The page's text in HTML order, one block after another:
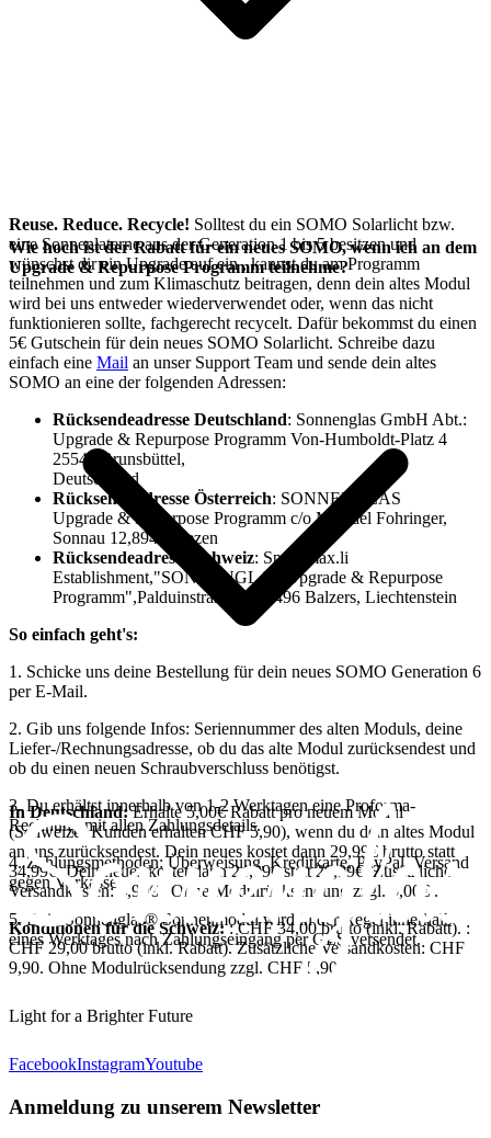
Reuse. Reduce. Recycle! Solltest du ein SOMO Solarlicht bzw.
eine Sonnenlaterne aus der Generation 1 bis 5 besitzen und
wünschst dir ein Upgrade auf ein, kannst du amProgramm
teilnehmen und zum Klimaschutz beitragen, denn dein altes Modul
wird bei uns entweder wiederverwendet oder, wenn das nicht
funktionieren sollte, fachgerecht recycelt. Dafür bekommst du einen
5€ Gutschein für dein neues SOMO Solarlicht. Schreibe dazu
einfach eine Mail an unser Support Team und sende dein altes
SOMO an eine der folgenden Adressen:
Rücksendeadresse Deutschland: Sonnenglas GmbH Abt.:
Upgrade & Repurpose Programm Von-Humboldt-Platz 4
25541 Brunsbüttel,
Deutschland
Rücksendeadresse Österreich: SONNENGLAS
Upgrade & Repurpose Programm c/o Michael Fohringer,
Sonnau 12,8940 Liezen
Rücksendeadresse Schweiz: Speedmax.li
Establishment,"SONNENGLAS Upgrade & Repurpose
Programm",Palduinstrasse 52, 9496 Balzers, Liechtenstein
So einfach geht's:
1. Schicke uns deine Bestellung für dein neues SOMO Generation 6
per E-Mail.
2. Gib uns folgende Infos: Seriennummer des alten Moduls, deine
Liefer-/Rechnungsadresse, ob du das alte Modul zurücksendest und
ob du einen neuen Schraubverschluss benötigst.
3. Du erhältst innerhalb von 1-2 Werktagen eine Proforma-
Rechnung mit allen Zahlungsdetails.
4. Zahlungsmethoden: Überweisung, Kreditkarte, PayPal. Versand
gegen Vorkasse.
5. Dein Sonnenglas® Sonnenmodul wird in der Regel innerhalb
eines Werktages nach Zahlungseingang per GLS versendet.
Wie hoch ist der Rabatt für ein neues SOMO, wenn ich an dem
Upgrade & Repurpose Programm teilnehme?
In Deutschland:Erhalte 5,00€ Rabatt pro neuem Modul
(Schweizer Kunden erhalten CHF 5,90), wenn du dein altes Modul
an uns zurücksendest. Dein neues kostet dann 29,99€ brutto statt
34,99€. Dein neueskostet dann 24,99€ statt 29,99€. Zusätzliche
Versandkosten: 4,90€ . Ohne Modulrücksendung zzgl. 5,00€ .
Konditionen für die Schweiz:: CHF 34,00 brutto (inkl. Rabatt). :
CHF 29,00 brutto (inkl. Rabatt). Zusätzliche Versandkosten: CHF
9,90. Ohne Modulrücksendung zzgl. CHF 5,90.
Light for a Brighter Future
FacebookInstagramYoutube
Anmeldung zu unserem Newsletter